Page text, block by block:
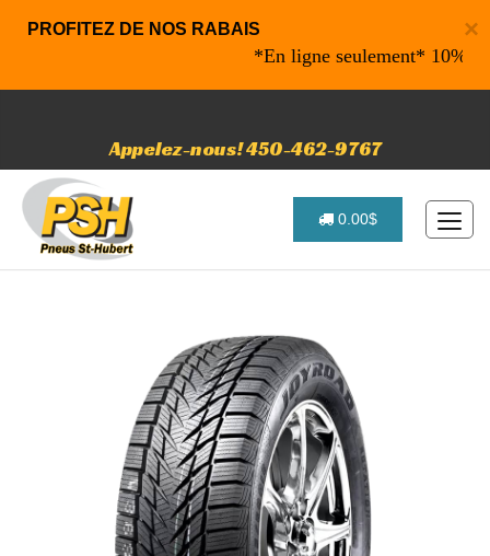
×
PROFITEZ DE NOS RABAIS
*En ligne seulement* 10% de
Appelez-nous! 450-462-9767
0.00$